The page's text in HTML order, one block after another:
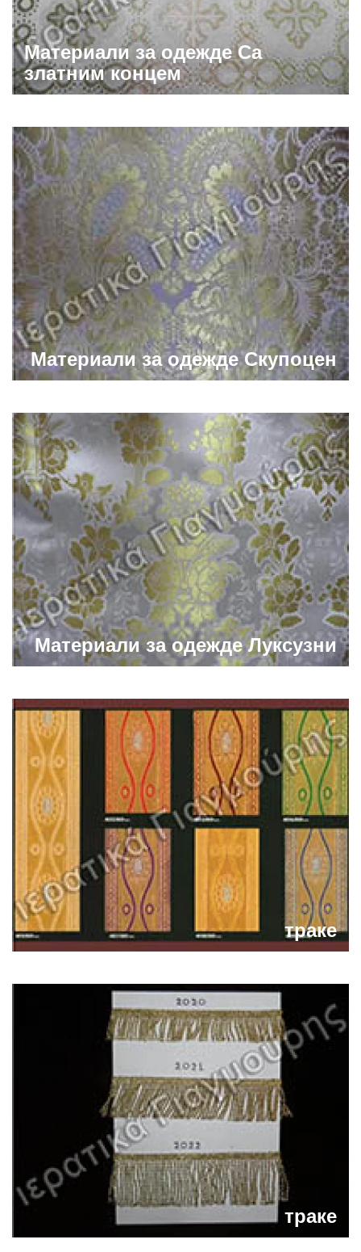
Материали за одежде Са
златним концем
Материали за одежде Скупоцен
Материали за одежде Луксузни
траке
траке